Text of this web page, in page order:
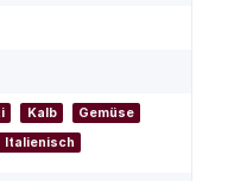
Kalb
Gemüse
Italienisch